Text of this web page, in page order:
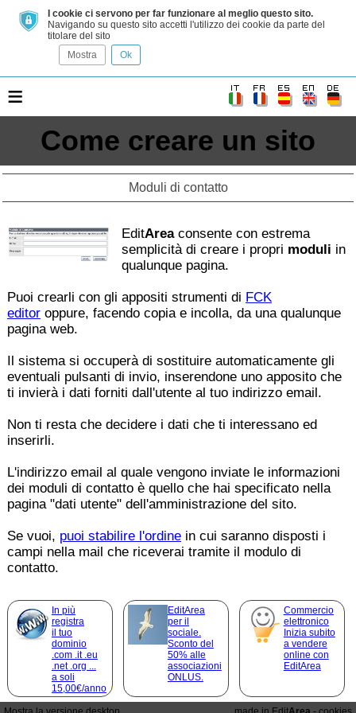
I cookie ci servono per far funzionare al meglio questo sito.
Navigando su questo sito accetti l'utilizzo dei cookie da parte del
titolare del sito
Mostra
Ok
≡
Come creare un sito
Moduli di contatto
EditArea consente con estrema
semplicità di creare i propri moduli in
qualunque pagina.
Puoi crearli con gli appositi strumenti di FCK
editoroppure, facendo copia e incolla, da una qualunque
pagina web.
Il sistema si occuperà di sostituire automaticamente gli
eventuali pulsanti di invio, inserendone uno apposito che
ti invierà i dati forniti dall'utente al tuo indirizzo email.
Non ti resta che decidere i dati che ti interessano ed
inserirli.
L'indirizzo email al quale vengono inviate le informazioni
dei moduli di contatto è quello che hai specificato nella
pagina "dati utente" dell'amministrazione del sito.
Se vuoi, puoi stabilire l'ordinein cui saranno disposti i
campi nella mail che riceverai tramite il modulo di
contatto.
In più
registra
il tuo
dominio
.com .it .eu
.net .org ...
a soli
15,00€/anno
EditArea
per il
sociale.
Sconto del
50% alle
associazioni
ONLUS.
Commercio
elettronico
Inizia subito
a vendere
online con
EditArea